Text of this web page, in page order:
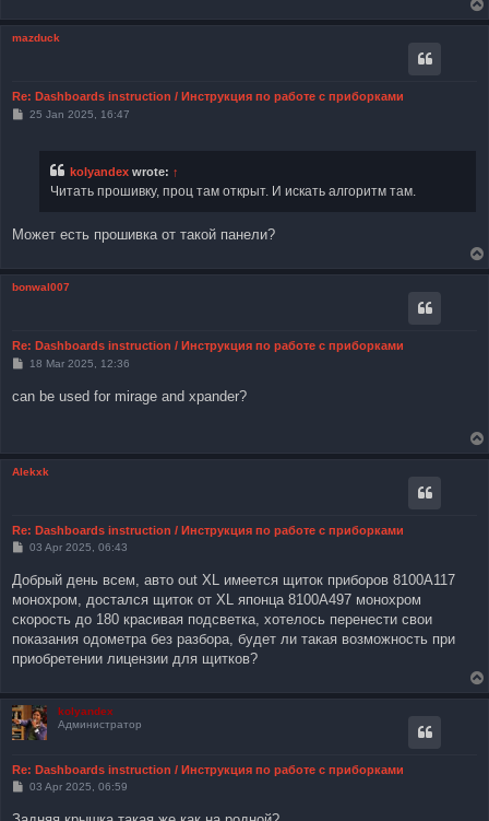
mazduck
Re: Dashboards instruction / Инструкция по работе с приборками
P25 Jan 2025, 16:47
kolyandex wrote: ↑
Читать прошивку, проц там открыт. И искать алгоритм там.
Может есть прошивка от такой панели?
bonwal007
Re: Dashboards instruction / Инструкция по работе с приборками
P
t
18 Mar 2025, 12:36
can be used for mirage and xpander?
Alekxk
Re: Dashboards instruction / Инструкция по работе с приборками
P
t
03 Apr 2025, 06:43
Добрый день всем, авто out XL имеется щиток приборов 8100A117
монохром, достался щиток от XL японца 8100A497 монохром
скорость до 180 красивая подсветка, хотелось перенести свои
показания одометра без разбора, будет ли такая возможность при
приобретении лицензии для щитков?
kolyandex
Администратор
Re: Dashboards instruction / Инструкция по работе с приборками
P03 Apr 2025, 06:59